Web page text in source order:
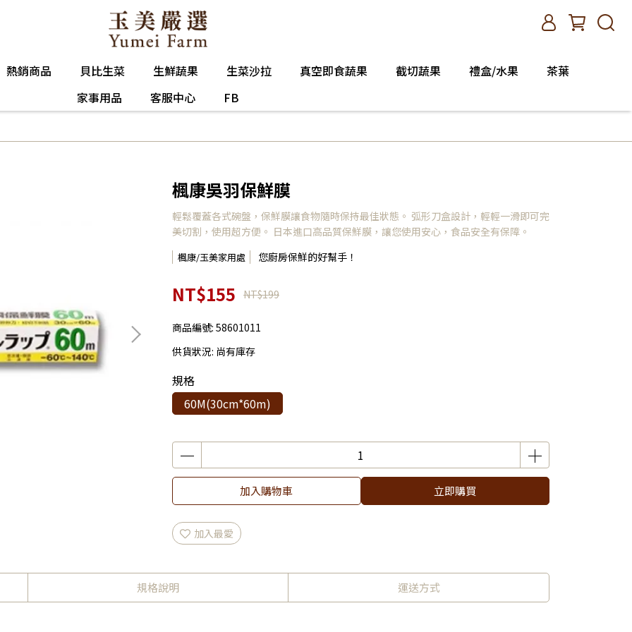
熱銷商品 貝比生菜 生鮮蔬果 生菜沙拉 真空即食蔬果 截切蔬果 禮盒/水果
茶葉
家事用品
客服中心 FB
楓康吳羽保鮮膜
輕鬆覆蓋各式碗盤，保鮮膜讓食物隨時保持最佳狀態。 弧形刀盒設計，輕輕一滑即可完
美切割，使用超方便。 日本進口高品質保鮮膜，讓您使用安心，食品安全有保障。
楓康/玉美家用處 您廚房保鮮的好幫手！
NT$155 NT$199
商品編號: 58601011
供貨狀況: 尚有庫存
規格
60M(30cm*60m)
加入購物車 立即購買
加入最愛
規格說明 運送方式